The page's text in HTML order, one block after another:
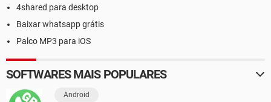
4shared para desktop
Baixar whatsapp grátis
Palco MP3 para iOS
SOFTWARES MAIS POPULARES
Android